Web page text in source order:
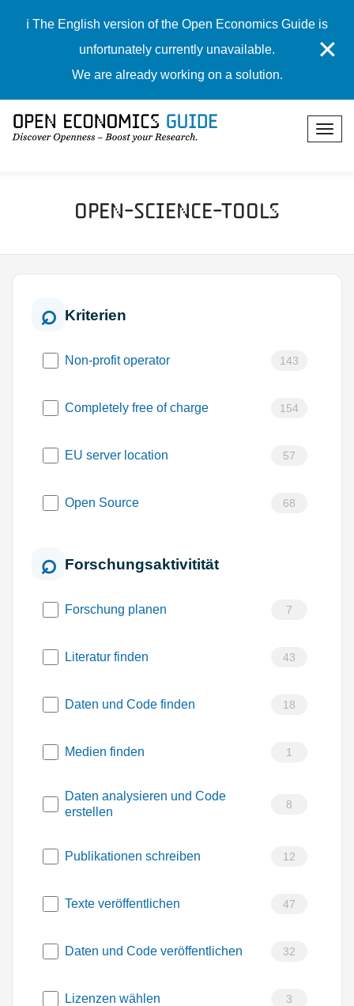
ℹ️ The English version of the Open Economics Guide is
unfortunately currently unavailable.
We are already working on a solution.
✕
Open-Science-Tools
Kriterien
Non-profit operator 143
Completely free of charge 154
EU server location 57
Open Source 68
Forschungsaktivitität
Forschung planen 7
Literatur finden 43
Daten und Code finden 18
Medien finden 1
Daten analysieren und Code
erstellen
8
Publikationen schreiben 12
Texte veröffentlichen 47
Daten und Code veröffentlichen 32
Lizenzen wählen 3